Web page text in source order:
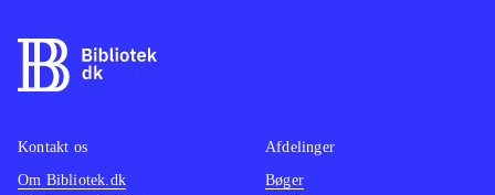
Kontakt os
Om Bibliotek.dk
Afdelinger
Bøger